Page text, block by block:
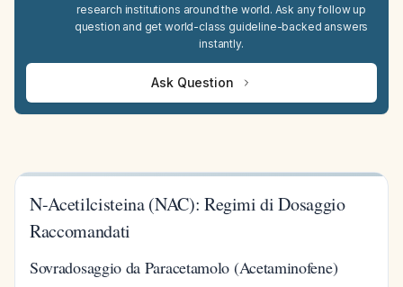
research institutions around the world. Ask any follow up
question and get world-class guideline-backed answers
instantly.
Ask Question
N-Acetilcisteina (NAC): Regimi di Dosaggio
Raccomandati
Sovradosaggio da Paracetamolo (Acetaminofene)